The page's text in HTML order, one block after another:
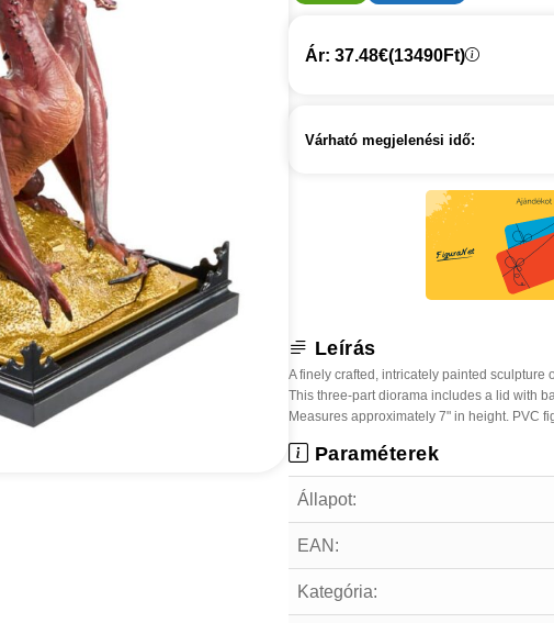
Ár: 37.48€(13490Ft)
Várható megjelenési idő:
Leírás
A finely crafted, intricately painted sculpture
This three-part diorama includes a lid with
Measures approximately 7" in height. PVC
Paraméterek
Állapot:
EAN:
Kategória: